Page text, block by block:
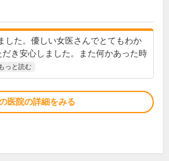
した。優しい女医さんでとてもわか
だき安心しました。また何かあった時
もっと読む
医院の詳細をみる